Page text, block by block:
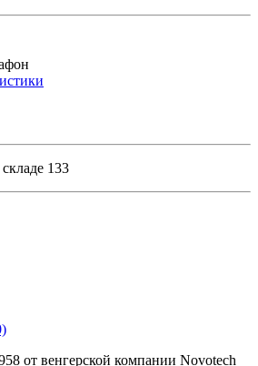
133
от венгерской компании Novotech